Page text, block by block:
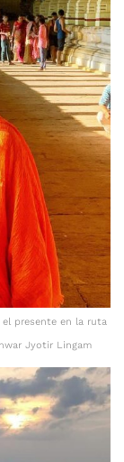
el presente en la ruta
Jyotir Lingam